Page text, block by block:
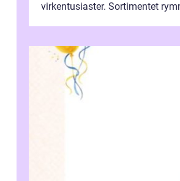
virkentusiaster. Sortimentet